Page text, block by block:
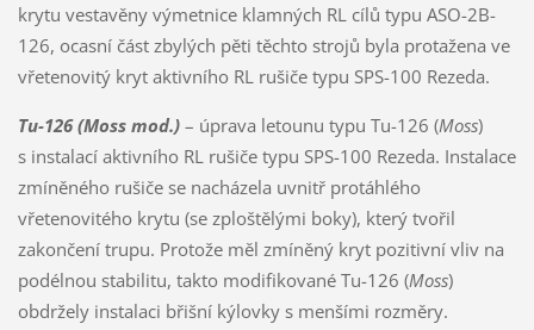
krytu vestavěny výmetnice klamných RL cílů typu ASO-2B-
126, ocasní část zbylých pěti těchto strojů byla protažena ve
vřetenovitý kryt aktivního RL rušiče typu SPS-100 Rezeda.
Tu-126 (Moss mod.)– úprava letounu typu Tu-126 (Moss)
s instalací aktivního RL rušiče typu SPS-100 Rezeda. Instalace
zmíněného rušiče se nacházela uvnitř protáhlého
vřetenovitého krytu (se zploštělými boky), který tvořil
zakončení trupu. Protože měl zmíněný kryt pozitivní vliv na
podélnou stabilitu, takto modifikované Tu-126 (Moss)
obdržely instalaci břišní kýlovky s menšími rozměry.